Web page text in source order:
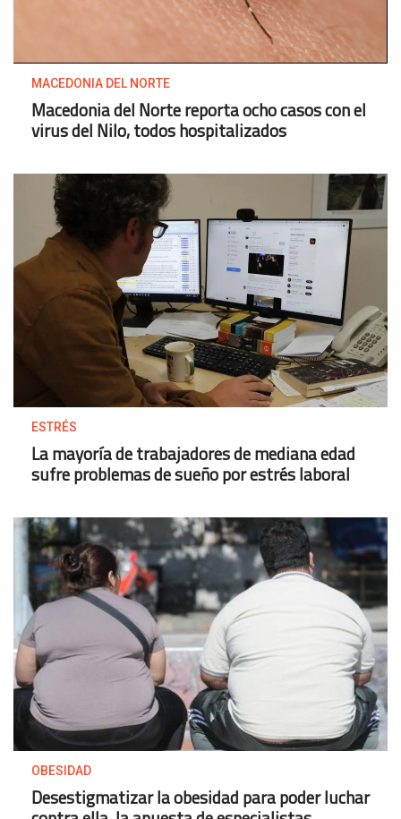
MACEDONIA DEL NORTE
Macedonia del Norte reporta ocho casos con el
virus del Nilo, todos hospitalizados
ESTRÉS
La mayoría de trabajadores de mediana edad
sufre problemas de sueño por estrés laboral
OBESIDAD
Desestigmatizar la obesidad para poder luchar